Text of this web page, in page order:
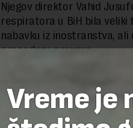
Njegov direktor Vahid
respiratora u BiH bila veliki
nabavku iz inostranstva,
proceduru provere.
Preuzimanje delova teksta je
ka izvornom tekstu na
Vreme je